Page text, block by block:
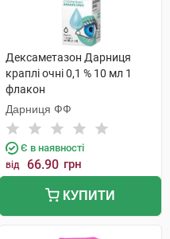
Дексаметазон Дарниця
краплі очні 0,1 % 10 мл 1
флакон
Дарниця ФФ
Є в наявності
від 66.90 грн
КУПИТИ